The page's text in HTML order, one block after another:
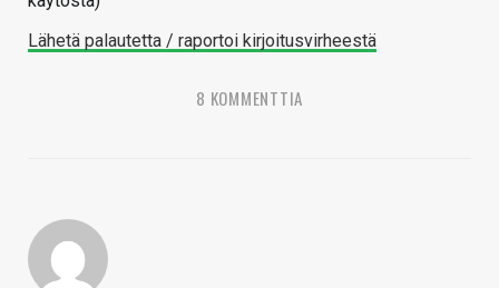
Lähetä palautetta / raportoi kirjoitusvirheestä
8 KOMMENTTIA